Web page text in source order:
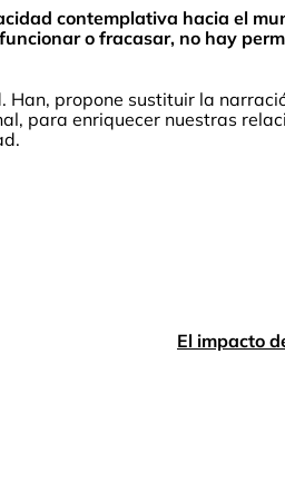
contemplativa hacia el
o fracasar, no hay
Han, propone sustituir la
para enriquecer nuestras